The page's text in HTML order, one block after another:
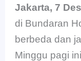
Jakarta, 7
di Bundaran
berbeda dan
Minggu pagi